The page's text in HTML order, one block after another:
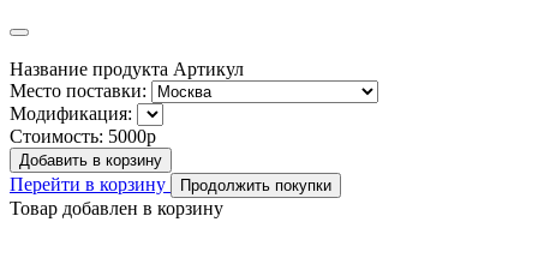
Название продукта Артикул
Место поставки:
Модификация:
Стоимость: 5000р
Добавить в корзину
Перейти в корзину Продолжить покупки
Товар добавлен в корзину